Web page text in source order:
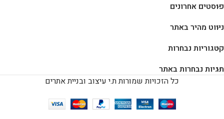
פוסטים אחרונים
ניווט מהיר באתר
קטגוריות נבחרות
תגיות נבחרות באתר
כל הזכויות שמורות ת.י עיצוב ובניית אתרים